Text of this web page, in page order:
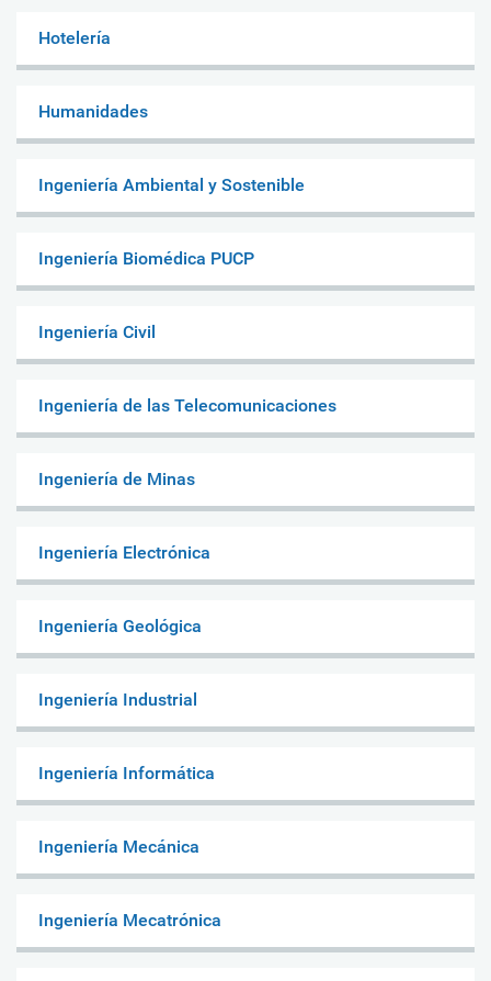
Hotelería
Humanidades
Ingeniería Ambiental y Sostenible
Ingeniería Biomédica PUCP
Ingeniería Civil
Ingeniería de las Telecomunicaciones
Ingeniería de Minas
Ingeniería Electrónica
Ingeniería Geológica
Ingeniería Industrial
Ingeniería Informática
Ingeniería Mecánica
Ingeniería Mecatrónica